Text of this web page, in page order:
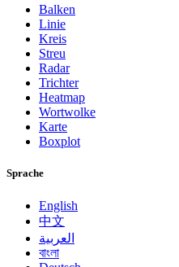
Balken
Linie
Kreis
Streu
Radar
Trichter
Heatmap
Wortwolke
Karte
Boxplot
Sprache
English
中文
العربية
বাংলা